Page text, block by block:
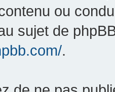
ou
sujet de
.